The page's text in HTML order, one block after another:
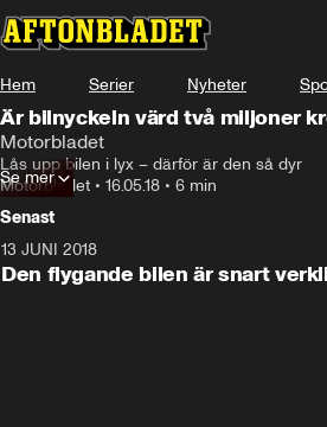
Hem Serier Nyheter
Är bilnyckeln värd två miljoner
Motorbladet
Lås upp bilen i lyx – därför är den så dyr
Motorbladet • 16.05.18 • 6 min
Se mer
Senast
13 JUNI 2018
Den flygande bilen är snart